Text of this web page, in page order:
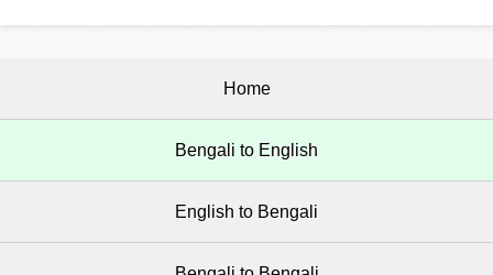
Home
Bengali to English
English to Bengali